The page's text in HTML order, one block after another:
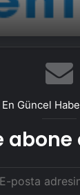
En Güncel